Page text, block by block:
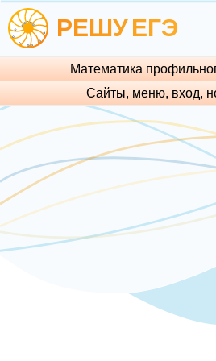
РЕШУЕГЭ
Математика
Сайты, меню, вход,